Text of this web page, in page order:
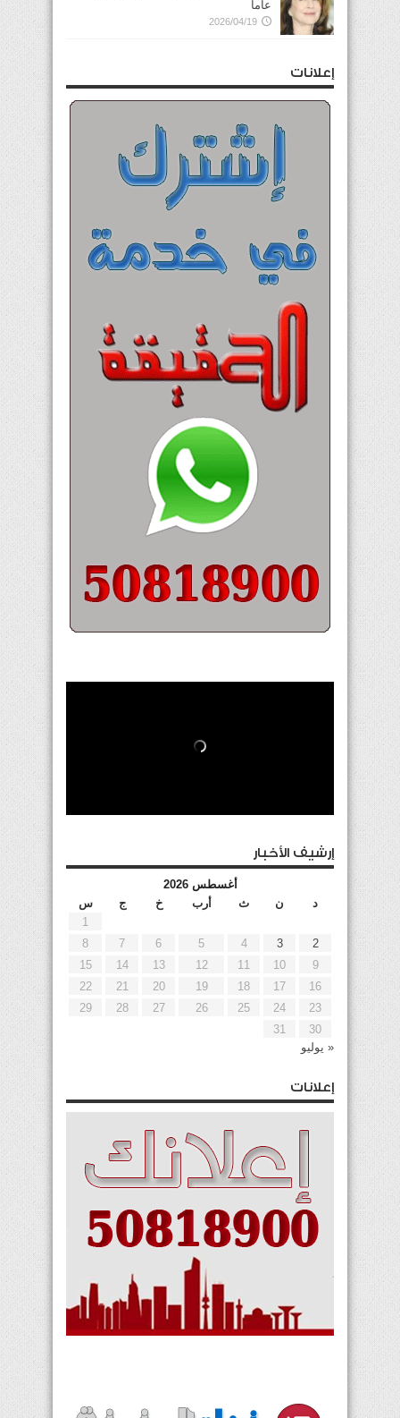
عاماً
2026/04/19
إعلانات
إرشيف الأخبار
أغسطس 2026
د
ن ث أرب خ ج
س
1
2
3
4
5
6
7
8
9
10
11
12
13
14
15
16
17
18
19
20
21
22
23
24
25
26
27
28
29
30
31
« يوليو
إعلانات